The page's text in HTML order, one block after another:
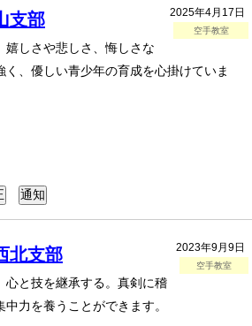
2025年4月17日
空手教室
支部
嬉しさや悲しさ、悔しさな
く、優しい青少年の育成を心掛けていま
2023年9月9日
空手教室
北支部
心と技を継承する。真剣に稽
力を養うことができます。